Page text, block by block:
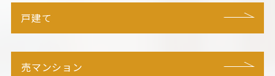
戸建て
売マンション